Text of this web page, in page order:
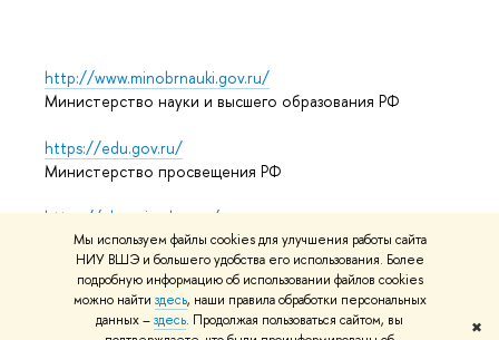
Мы используем файлы cookies для улучшения работы сайта
НИУ ВШЭ и большего удобства его использования. Более
подробную информацию об использовании файлов cookies
можно найти здесь, наши правила обработки персональных
данных –здесь. Продолжая пользоваться сайтом, вы
✖
http://www.minobrnauki.gov.ru/
Министерство науки и высшего образования РФ
https://edu.gov.ru/
Министерство просвещения РФ
https://elearning.hse.ru/mooc
Массовые открытые онлайн-курсы
© НИУ ВШЭ 1993–2026 Адреса и контактыУсловия